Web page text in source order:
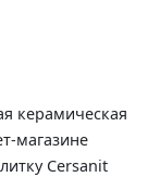
керамическая
магазине
Cersanit